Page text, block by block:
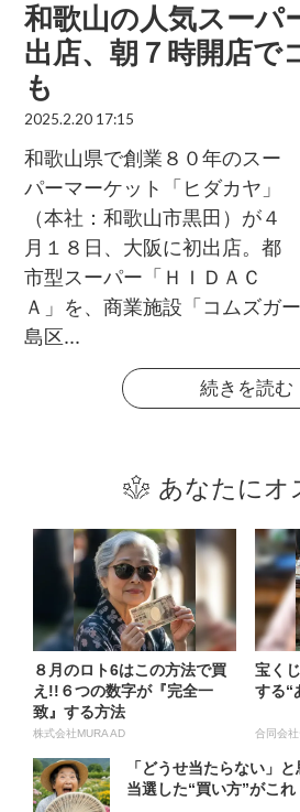
和歌山の人気スーパ
出店、朝７時開店で
も
2025.2.20 17:15
和歌山県で創業８０年のスー
パーマーケット「ヒダカヤ」
（本社：和歌山市黒田）が４
月１８日、大阪に初出店。都
市型スーパー「ＨＩＤＡＣ
Ａ」を、商業施設「コムズガ
島区...
続きを読む
あなたにオ
８月のロト6はこの方法で買
え!!６つの数字が『完全一
致』する方法
株式会社MURA AD
宝く
する“
合同会
「どうせ当たらない」
当選した“買い方”がこれ